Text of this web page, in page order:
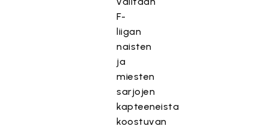
F-
liigan
naisten
ja
miesten
sarjojen
kapteeneista
koostuvan